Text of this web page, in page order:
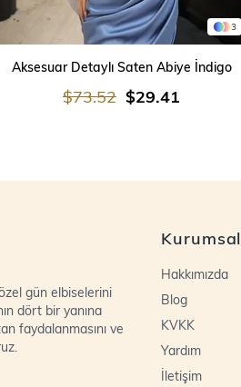
3
Aksesuar Detaylı Saten Abiye İndigo
$29.41
$73.52
gün elbiselerini
dört bir yanına
faydalanmasını ve
Kurumsal
Hakkımızda
Blog
KVKK
Yardım
İletişim